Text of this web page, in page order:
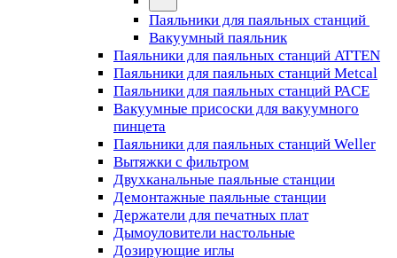
Паяльники для паяльных станций
Вакуумный паяльник
Паяльники для паяльных станций ATTEN
Паяльники для паяльных станций Metcal
Паяльники для паяльных станций PACE
Вакуумные присоски для вакуумного
пинцета
Паяльники для паяльных станций Weller
Вытяжки с фильтром
Двухканальные паяльные станции
Демонтажные паяльные станции
Держатели для печатных плат
Дымоуловители настольные
Дозирующие иглы